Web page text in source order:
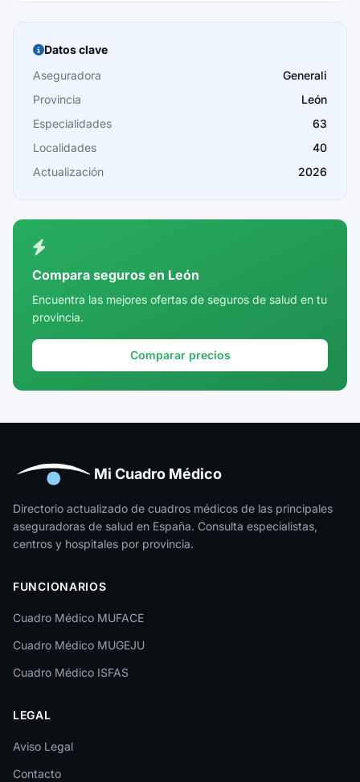
Burgos
Cáceres
Cádiz
Cantabria
Castellón
Córdoba
Cuenca
Girona
Huesca
Jaén
La Rioja
León
Lleida
Lugo
Málaga
Melilla
Murcia
Datos clave
Aseguradora
Generali
Provincia
León
Especialidades
63
Localidades
40
Actualización
2026
Compara seguros en León
Encuentra las mejores ofertas de seguros de salud en tu
provincia.
Comparar precios
Mi Cuadro Médico
Directorio actualizado de cuadros médicos de las principales
aseguradoras de salud en España. Consulta especialistas,
centros y hospitales por provincia.
FUNCIONARIOS
Cuadro Médico MUFACE
Cuadro Médico MUGEJU
Cuadro Médico ISFAS
LEGAL
Aviso Legal
Contacto